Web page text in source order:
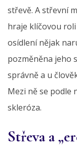
střevě. A střevní
hraje klíčovou
osídlení nějak
pozměněna jeho
správně a u
Mezi ně se podle
skleróza.
Střeva a